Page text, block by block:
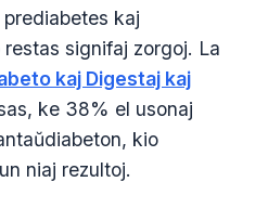
kaj
signifaj zorgoj. La
kaj Digestaj kaj
ke 38% el usonaj
kio
niaj rezultoj.